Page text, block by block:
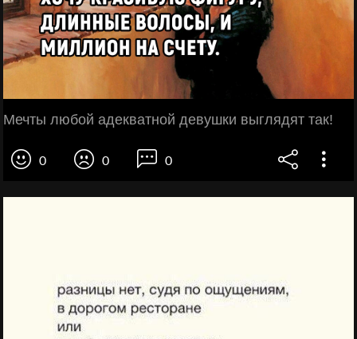
Мечты любой адекватной девушки выглядят так!
0 0 0